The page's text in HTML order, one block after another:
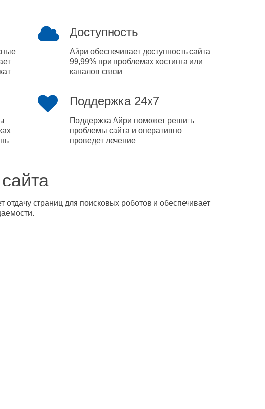
Доступность
Айри обеспечивает доступность сайта
99,99% при проблемах хостинга или
каналов связи
Поддержка 24x7
Поддержка Айри поможет решить
проблемы сайта и оперативно
проведет лечение
отдачу страниц для поисковых роботов и обеспечивает